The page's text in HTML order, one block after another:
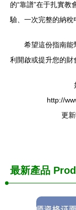
的“靠譜”在于扎實
驗、一次完整的納稅
希望這份指南能
利開啟或提升您的財
http://
更
最新產品